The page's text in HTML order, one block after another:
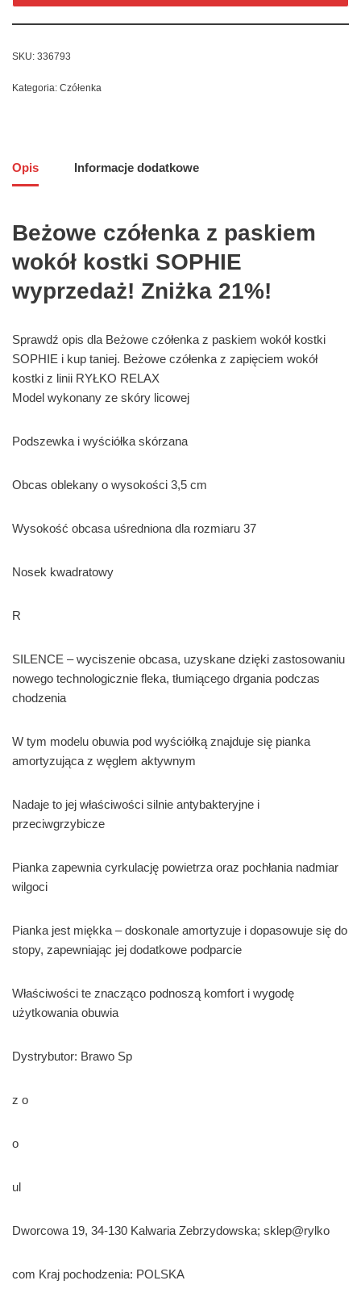
SKU: 336793
Kategoria: Czółenka
Opis Informacje dodatkowe
Beżowe czółenka z paskiem
wokół kostki SOPHIE
wyprzedaż! Zniżka 21%!
Sprawdź opis dla Beżowe czółenka z paskiem wokół kostki
SOPHIE i kup taniej. Beżowe czółenka z zapięciem wokół
kostki z linii RYŁKO RELAX
Model wykonany ze skóry licowej
Podszewka i wyściółka skórzana
Obcas oblekany o wysokości 3,5 cm
Wysokość obcasa uśredniona dla rozmiaru 37
Nosek kwadratowy
R
SILENCE – wyciszenie obcasa, uzyskane dzięki zastosowaniu
nowego technologicznie fleka, tłumiącego drgania podczas
chodzenia
W tym modelu obuwia pod wyściółką znajduje się pianka
amortyzująca z węglem aktywnym
Nadaje to jej właściwości silnie antybakteryjne i
przeciwgrzybicze
Pianka zapewnia cyrkulację powietrza oraz pochłania nadmiar
wilgoci
Pianka jest miękka – doskonale amortyzuje i dopasowuje się do
stopy, zapewniając jej dodatkowe podparcie
Właściwości te znacząco podnoszą komfort i wygodę
użytkowania obuwia
Dystrybutor: Brawo Sp
z o
o
ul
Dworcowa 19, 34-130 Kalwaria Zebrzydowska; sklep@rylko
com Kraj pochodzenia: POLSKA